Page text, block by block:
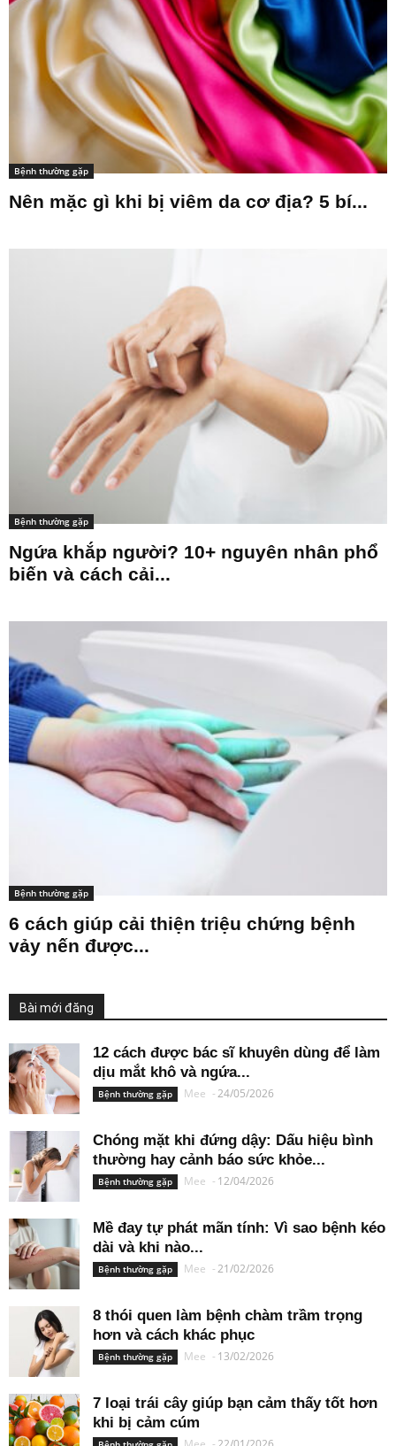
Bệnh thường gặp
Nên mặc gì khi bị viêm da cơ địa? 5 bí...
Bệnh thường gặp
Ngứa khắp người? 10+ nguyên nhân phổ
biến và cách cải...
Bệnh thường gặp
6 cách giúp cải thiện triệu chứng bệnh
vảy nến được...
Bài mới đăng
12 cách được bác sĩ khuyên dùng để làm
dịu mắt khô và ngứa...
Bệnh thường gặp Mee -24/05/2026
Chóng mặt khi đứng dậy: Dấu hiệu bình
thường hay cảnh báo sức khỏe...
Bệnh thường gặp Mee - 12/04/2026
Mề đay tự phát mãn tính: Vì sao bệnh kéo
dài và khi nào...
Bệnh thường gặp Mee -21/02/2026
8 thói quen làm bệnh chàm trầm trọng
hơn và cách khác phục
Bệnh thường gặp Mee - 13/02/2026
7 loại trái cây giúp bạn cảm thấy tốt hơn
khi bị cảm cúm